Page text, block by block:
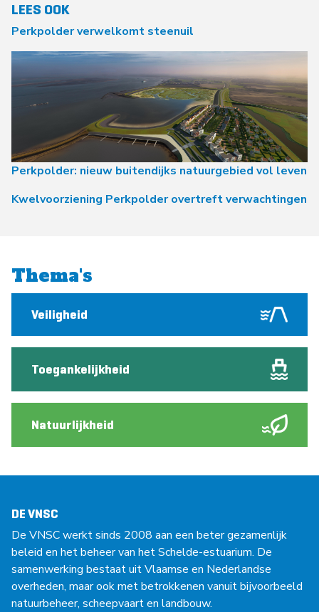
LEES OOK
Perkpolder verwelkomt steenuil
Perkpolder: nieuw buitendijks natuurgebied vol leven
Kwelvoorziening Perkpolder overtreft verwachtingen
Thema's
Veiligheid
Toegankelijkheid
Natuurlijkheid
DE VNSC
De VNSC werkt sinds 2008 aan een beter gezamenlijk
beleid en het beheer van het Schelde-estuarium. De
samenwerking bestaat uit Vlaamse en Nederlandse
overheden, maar ook met betrokkenen vanuit bijvoorbeeld
natuurbeheer, scheepvaart en landbouw.